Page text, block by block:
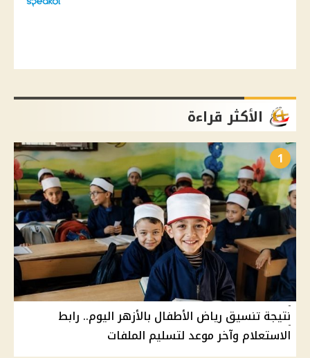
الأكثر قراءة
1
نتيجة تنسيق رياض الأطفال بالأزهر اليوم.. رابط
الاستعلام وآخر موعد لتسليم الملفات